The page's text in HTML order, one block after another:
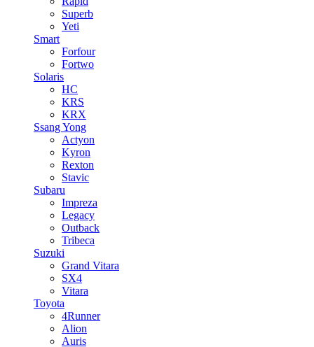
Superb
Yeti
Smart
Forfour
Fortwo
Solaris
HC
KRS
KRX
Ssang Yong
Actyon
Kyron
Rexton
Stavic
Subaru
Impreza
Legacy
Outback
Tribeca
Suzuki
Grand Vitara
SX4
Vitara
Toyota
4Runner
Alion
Auris